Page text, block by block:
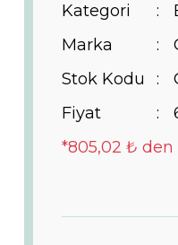
Kategori
Marka
Stok Kodu
Fiyat
*805,02 ₺